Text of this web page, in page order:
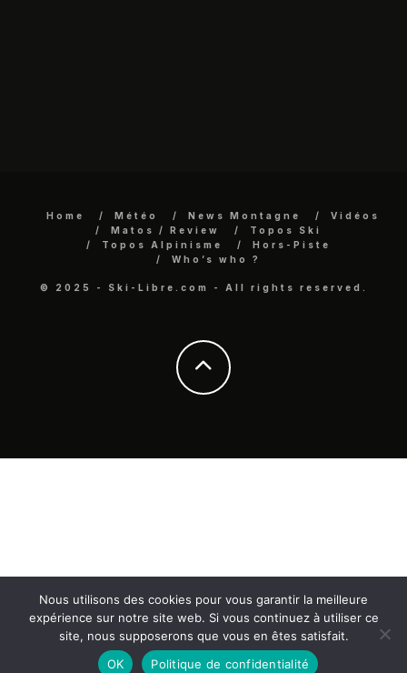
Home Météo News Montagne
Vidéos
Matos / Review
Topos Ski
Topos Alpinisme
Hors-Piste
Who’s who ?
© 2025 - Ski-Libre.com - All rights reserved.
Nous utilisons des cookies pour vous garantir la meilleure
expérience sur notre site web. Si vous continuez à utiliser ce
site, nous supposerons que vous en êtes satisfait.
OK
Politique de confidentialité